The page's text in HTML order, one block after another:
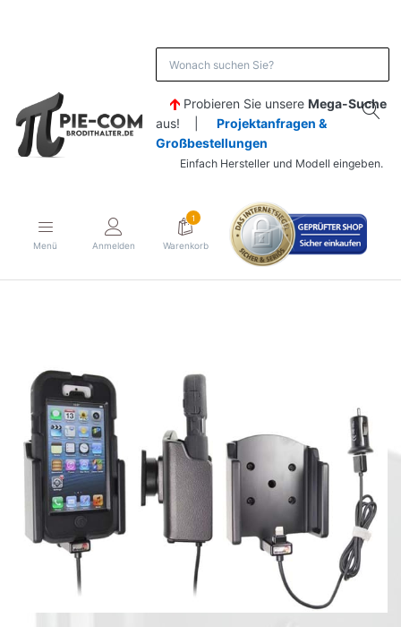
Probieren Sie unsere Mega-Suche
aus! | Projektanfragen &
Großbestellungen
Einfach Hersteller und Modell eingeben.
Menü Anmelden
1
Warenkorb